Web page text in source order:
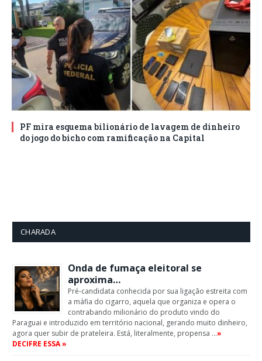
PF mira esquema bilionário de lavagem de dinheiro
do jogo do bicho com ramificação na Capital
CHARADA
Onda de fumaça eleitoral se
aproxima…
Pré-candidata conhecida por sua ligação estreita com
a máfia do cigarro, aquela que organiza e opera o
contrabando milionário do produto vindo do
Paraguai e introduzido em território nacional, gerando muito dinheiro,
agora quer subir de prateleira. Está, literalmente, propensa …»
DECIFRE ESSA »